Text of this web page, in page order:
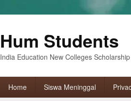
Hum Students
India Education New Colleges
Home Siswa Meninggal